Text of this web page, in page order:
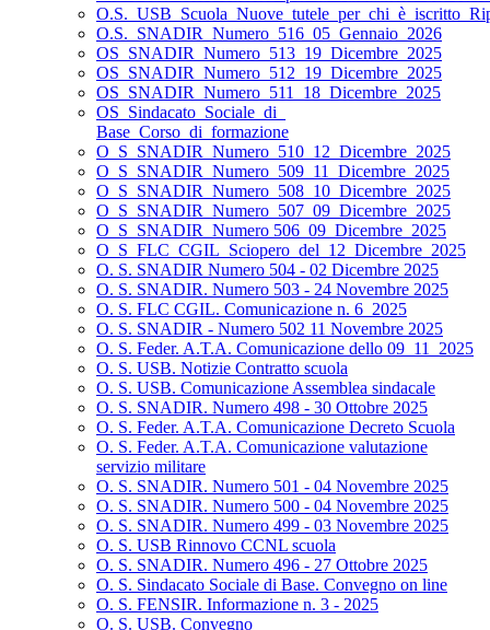
O.S._SNADIR_Numero_516_05_Gennaio_2026
OS_SNADIR_Numero_513_19_Dicembre_2025
OS_SNADIR_Numero_512_19_Dicembre_2025
OS_SNADIR_Numero_511_18_Dicembre_2025
OS_Sindacato_Sociale_di_
Base_Corso_di_formazione
O_S_SNADIR_Numero_510_12_Dicembre_2025
O_S_SNADIR_Numero_509_11_Dicembre_2025
O_S_SNADIR_Numero_508_10_Dicembre_2025
O_S_SNADIR_Numero_507_09_Dicembre_2025
O_S_SNADIR_Numero 506_09_Dicembre_2025
O_S_FLC_CGIL_Sciopero_del_12_Dicembre_2025
O. S. SNADIR Numero 504 - 02 Dicembre 2025
O. S. SNADIR. Numero 503 - 24 Novembre 2025
O. S. FLC CGIL. Comunicazione n. 6_2025
O. S. SNADIR - Numero 502 11 Novembre 2025
O. S. Feder. A.T.A. Comunicazione dello 09_11_2025
O. S. USB. Notizie Contratto scuola
O. S. USB. Comunicazione Assemblea sindacale
O. S. SNADIR. Numero 498 - 30 Ottobre 2025
O. S. Feder. A.T.A. Comunicazione Decreto Scuola
O. S. Feder. A.T.A. Comunicazione valutazione
servizio militare
O. S. SNADIR. Numero 501 - 04 Novembre 2025
O. S. SNADIR. Numero 500 - 04 Novembre 2025
O. S. SNADIR. Numero 499 - 03 Novembre 2025
O. S. USB Rinnovo CCNL scuola
O. S. SNADIR. Numero 496 - 27 Ottobre 2025
O. S. Sindacato Sociale di Base. Convegno on line
O. S. FENSIR. Informazione n. 3 - 2025
O. S. USB. Convegno